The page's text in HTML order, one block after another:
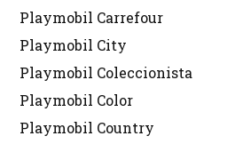
Playmobil Carrefour
Playmobil City
Playmobil Coleccionista
Playmobil Color
Playmobil Country